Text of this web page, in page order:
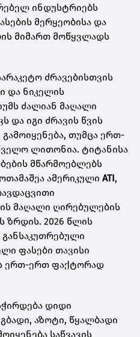
ინდუსტრიებს
მერყეობისა და
მიმართ მოწყვლადს
ძრავებისთვის
და ნიკელის
ძალიან მაღალი
და იგი ძრავის წვის
გამოიყენება, თუმცა ერთ-
ლითონია. ტიტანისა
მწარმოებლებს
ამერიკული ATI,
მაღალი ღირებულების
ზრდის. 2026 წლის
ფასები თავისი
ერთ-ერთ ფაქტორად
დიდი
აზოტი, წყალბადი
საწვავის